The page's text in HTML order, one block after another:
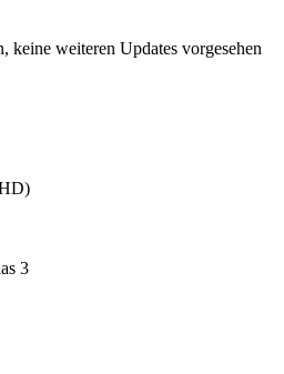
keine weiteren Updates vorgesehen
3